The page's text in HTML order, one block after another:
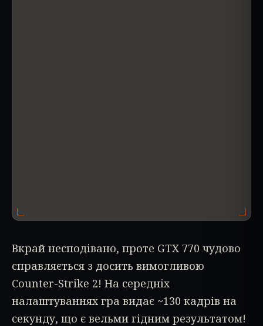
Вкрай несподівано, проте GTX 770 чудово
справляється з досить вимогливою
Counter-Strike 2! На середніх
налаштуваннях гра видає ~130 кадрів на
секунду, що є вельми гідним результатом!